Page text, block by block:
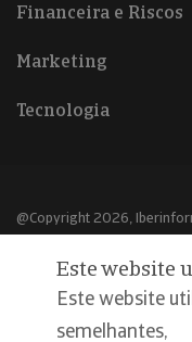
Financeira e Riscos
Marketing
Tecnologia
@Copyright 2026,
Aviso legal
Política de cookies
Este website
Este website
semelhantes,